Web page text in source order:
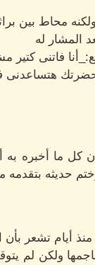
محاط بين
المشار له
فاتنى كتير
هتساعدنى
ما أخبره به
حديثه بتقدمه
أيام تشعر بأن
ولكن لم